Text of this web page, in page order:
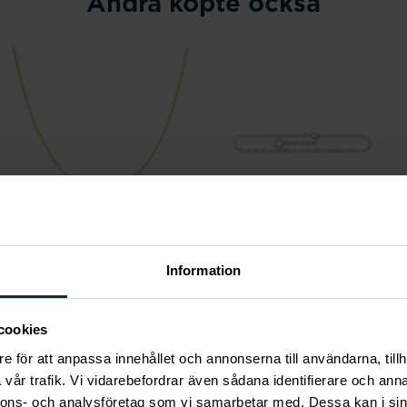
Information
för att anpassa innehållet och annonserna till användarna,
trafik. Vi vidarebefordrar även sådana identifierare och
och analysföretag som vi samarbetar med. Dessa kan i
Thin Curb Chain Gold
Medium Necklace
Thomas Sabo
Charm-ankelkedja 26